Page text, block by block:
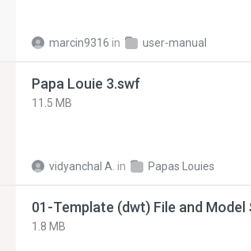
marcin9316 in user-manual
Papa Louie 3.swf
11.5 MB
vidyanchal A. in Papas Louies
1.8 MB